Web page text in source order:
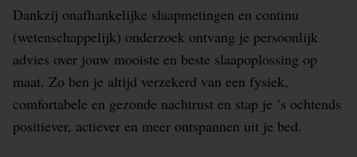
Dankzij onafhankelijke slaapmetingen en continu
(wetenschappelijk) onderzoek ontvang je persoonlijk
advies over jouw mooiste en beste slaapoplossing op
maat. Zo ben je altijd verzekerd van een fysiek,
comfortabele en gezonde nachtrust en stap je ’s ochtends
positiever, actiever en meer ontspannen uit je bed.